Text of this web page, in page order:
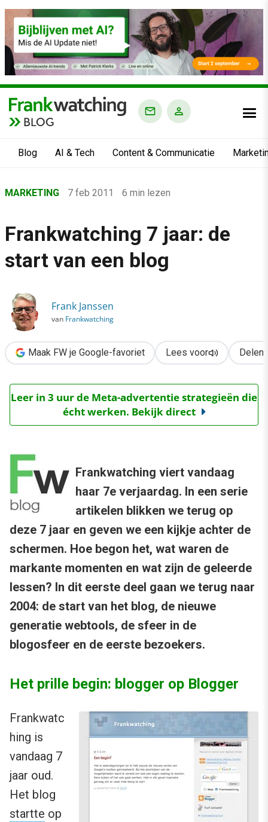
BLOG
Blog AI & Tech Content & Communicatie
›
›
Marketing
Frankwatching 7 jaar: de start van een blog
MARKETING 7 feb 2011 6 min lezen
Frankwatching 7 jaar: de
start van een blog
Frank Janssen
van Frankwatching
Maak FW je Google-favoriet Lees voor Delen
Leer in 3 uur de Meta-advertentie strategieën die
écht werken. Bekijk direct
Frankwatching viert vandaag
haar 7e verjaardag. In een serie
artikelen blikken we terug op
deze 7 jaar en geven we een kijkje achter de
schermen. Hoe begon het, wat waren de
markante momenten en wat zijn de geleerde
lessen? In dit eerste deel gaan we terug naar
2004: de start van het blog, de nieuwe
generatie webtools, de sfeer in de
blogosfeer en de eerste bezoekers.
Het prille begin: blogger op Blogger
Frankwatc
hing is
vandaag 7
jaar oud.
Het blog
startte op